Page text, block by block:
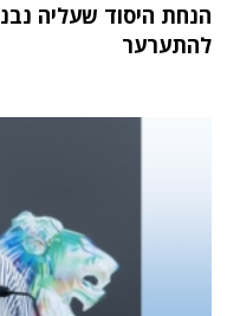
הנחת היסוד שעליה
להתערער